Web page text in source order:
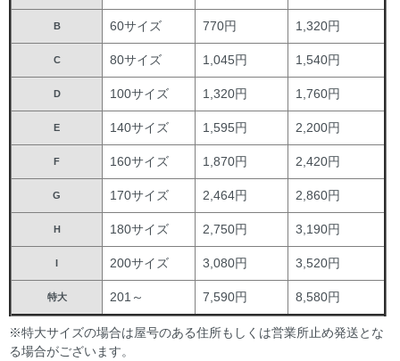
B 60サイズ 770円 1,320円
C 80サイズ 1,045円 1,540円
D 100サイズ 1,320円 1,760円
E 140サイズ 1,595円 2,200円
F 160サイズ 1,870円 2,420円
G 170サイズ 2,464円 2,860円
H 180サイズ 2,750円 3,190円
I 200サイズ 3,080円 3,520円
特大 201～ 7,590円 8,580円
※特大サイズの場合は屋号のある住所もしくは営業所止め発送とな
る場合がございます。